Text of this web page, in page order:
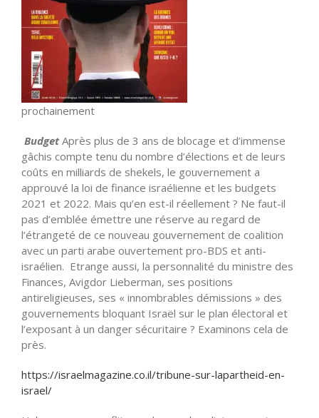
prochainement
BudgetAprès plus de 3 ans de blocage et d’immense
gâchis compte tenu du nombre d’élections et de leurs
coûts en milliards de shekels, le gouvernement a
approuvé la loi de finance israélienne et les budgets
2021 et 2022. Mais qu’en est-il réellement ? Ne faut-il
pas d’emblée émettre une réserve au regard de
l’étrangeté de ce nouveau gouvernement de coalition
avec un parti arabe ouvertement pro-BDS et anti-
israélien. Etrange aussi, la personnalité du ministre des
Finances, Avigdor Lieberman, ses positions
antireligieuses, ses « innombrables démissions » des
gouvernements bloquant Israël sur le plan électoral et
l’exposant à un danger sécuritaire ? Examinons cela de
près.
https://israelmagazine.co.il/tribune-sur-lapartheid-en-
israel/